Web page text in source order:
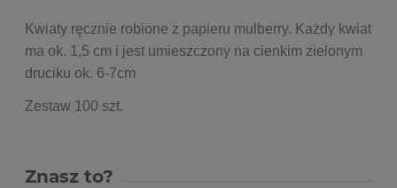
Kwiaty ręcznie robione z papieru mulberry. Każdy kwiat
ma ok. 1,5 cm i jest umieszczony na cienkim zielonym
druciku ok. 6-7cm
Zestaw 100 szt.
Znasz to?